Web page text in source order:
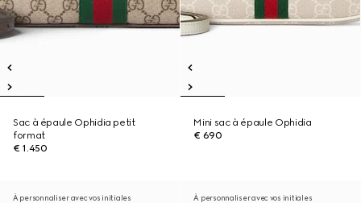
Sac à épaule Ophidia petit
format
€ 1.450
Mini sac à épaule Ophidia
€ 690
À personnaliser avec vos initiales À personnaliser avec vos initiales